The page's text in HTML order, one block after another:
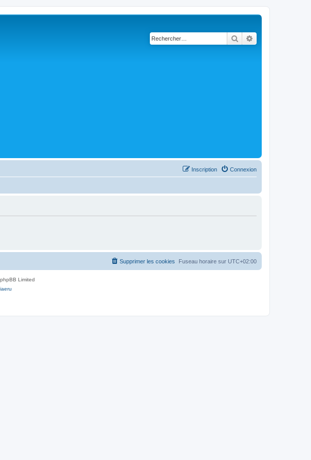
Rechercher
Connexion
Inscription
Fuseau horaire sur UTC+02:00
Supprimer les cookies
Limited